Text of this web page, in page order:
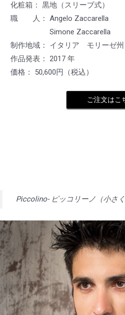
化粧箱： 黒地（スリーブ式）
職 人： Angelo Zaccarella
Simone Zaccarella
制作地域： イタリア モリーゼ州
作品発表： 2017 年
価格： 50,600円（税込）
ご注文はこ
Piccolino- ピッコリーノ（小さ